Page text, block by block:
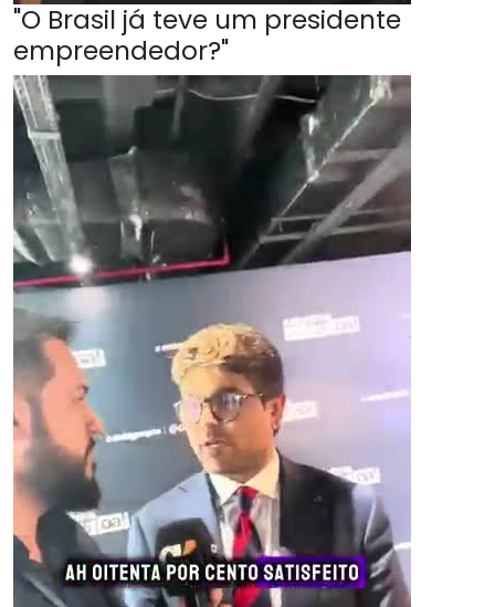
"O Brasil já teve um presidente
empreendedor?"